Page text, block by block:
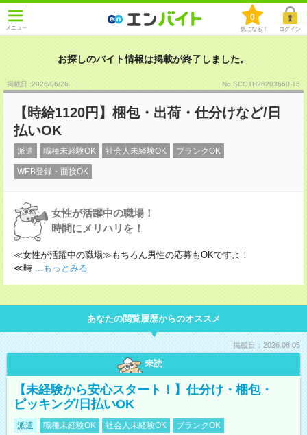
メニュー
0
気になる！ ログイン
お探しのバイト情報は掲載が終了しました。
掲載日 :2026/06/26 No.SCOTH26203660-T5
【時給1120円】梱包・出荷・仕分けなど/日
払いOK
派遣 職種未経験OK 社会人未経験OK ブランクOK
WEB登録・面接OK
女性が活躍中の職場！
時間にメリハリを！
≪女性が活躍中の職場≫もちろん男性の応募もOKですよ！
≪時 ...もっとみる
あなたの閲覧履歴からのオススメ
掲載日：2026.08.05
未読
【未経験から安心スタート！】仕分け・梱包・
ピッキング/日払いOK
派遣 職種未経験OK 社会人未経験OK
ブランクOK